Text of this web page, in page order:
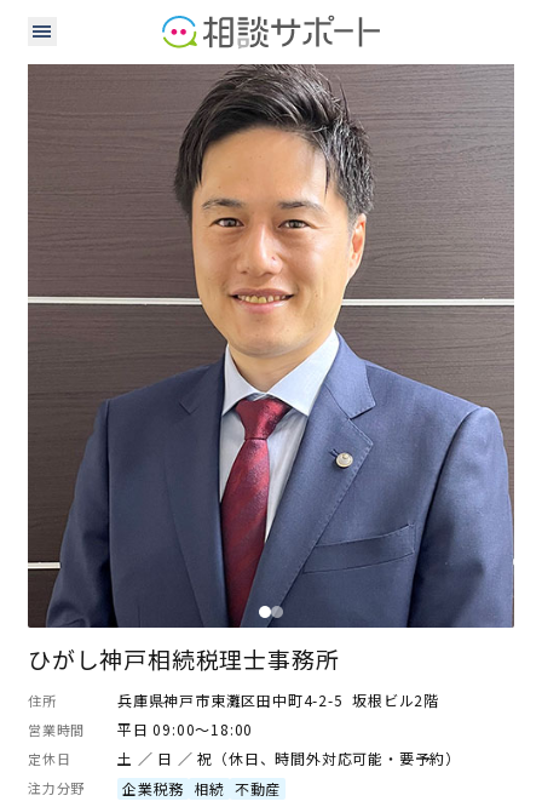
税理士
ひがし神戸相続税理士事務所
住所 兵庫県神戸市東灘区田中町4-2-5 坂根ビル2階
営業時間 平日 09:00～18:00
定休日 土 ／ 日 ／ 祝（休日、時間外対応可能・要予約）
注力分野 企業税務 相続 不動産